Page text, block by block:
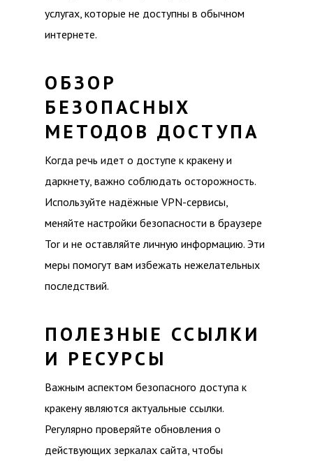
услугах, которые не доступны в обычном
интернете.
ОБЗОР
БЕЗОПАСНЫХ
МЕТОДОВ ДОСТУПА
Когда речь идет о доступе к кракену и
даркнету, важно соблюдать осторожность.
Используйте надёжные VPN-сервисы,
меняйте настройки безопасности в браузере
Tor и не оставляйте личную информацию. Эти
меры помогут вам избежать нежелательных
последствий.
ПОЛЕЗНЫЕ ССЫЛКИ
И РЕСУРСЫ
Важным аспектом безопасного доступа к
кракену являются актуальные ссылки.
Регулярно проверяйте обновления о
действующих зеркалах сайта, чтобы